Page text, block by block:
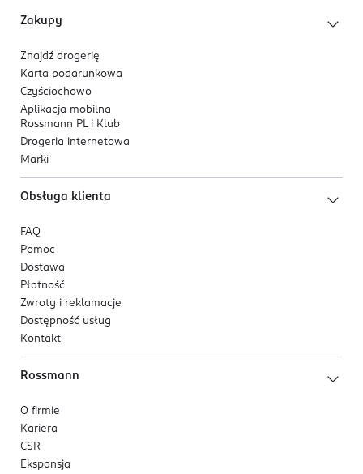
Zakupy
Znajdź drogerię
Karta podarunkowa
Czyściochowo
Aplikacja mobilna
Rossmann PL i Klub
Drogeria internetowa
Marki
Obsługa klienta
FAQ
Pomoc
Dostawa
Płatność
Zwroty i reklamacje
Dostępność usług
Kontakt
Rossmann
O firmie
Kariera
CSR
Ekspansja